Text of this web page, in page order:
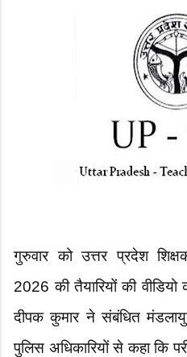
गुरुवार को उत्तर प्रदेश शिक्षक
2026 की तैयारियों की
दीपक कुमार ने संबंधित
पुलिस अधिकारियों से कहा कि